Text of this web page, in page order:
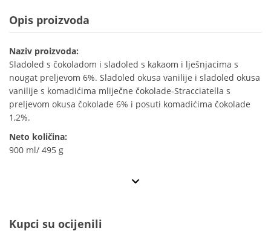
Opis proizvoda
Naziv proizvoda:
Sladoled s čokoladom i sladoled s kakaom i lješnjacima s
nougat preljevom 6%. Sladoled okusa vanilije i sladoled okusa
vanilije s komadićima mliječne čokolade-Stracciatella s
preljevom okusa čokolade 6% i posuti komadićima čokolade
1,2%.
Neto količina:
900 ml/ 495 g
Kupci su ocijenili